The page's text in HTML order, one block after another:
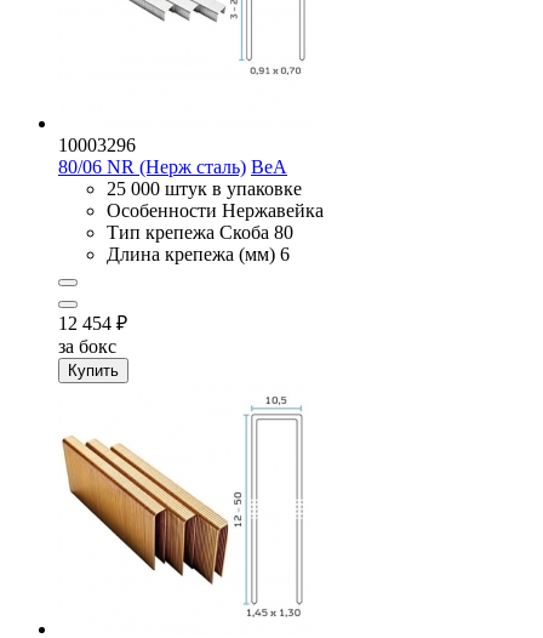
10003296
80/06 NR (Нерж сталь) BeA
25 000 штук в упаковке
Особенности Нержавейка
Тип крепежа Скоба 80
Длина крепежа (мм) 6
12 454 ₽
за бокс
Купить